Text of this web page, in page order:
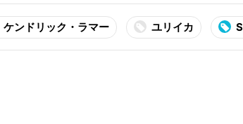
ケンドリック・ラマー ユリイカ